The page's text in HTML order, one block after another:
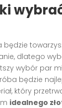
dlatego
wybór par
będzie
który
idealnego